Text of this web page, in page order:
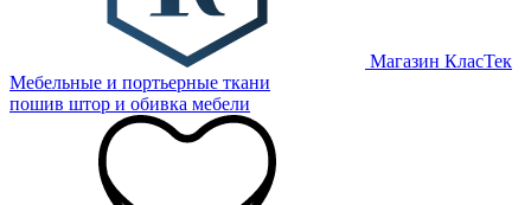
Магазин КласТек
Мебельные и портьерные ткани
пошив штор и обивка мебели